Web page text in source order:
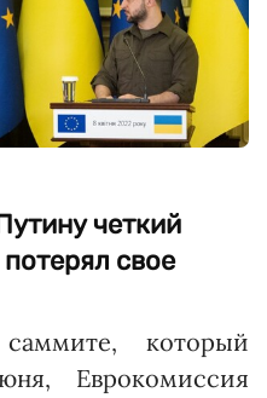
четкий
свое
который
Еврокомиссия